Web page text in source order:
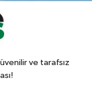
ve tarafsız